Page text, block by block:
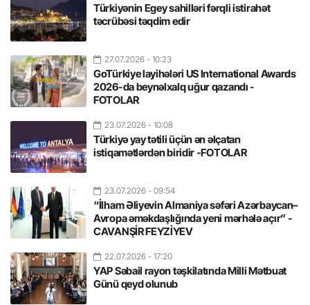
Türkiyənin Egey sahilləri fərqli istirahət
təcrübəsi təqdim edir
27.07.2026 - 10:23
GoTürkiye layihələri US International Awards
2026-da beynəlxalq uğur qazandı -
FOTOLAR
23.07.2026 - 10:08
Türkiyə yay tətili üçün ən əlçatan
istiqamətlərdən biridir -FOTOLAR
23.07.2026 - 09:54
“İlham Əliyevin Almaniya səfəri Azərbaycan–
Avropa əməkdaşlığında yeni mərhələ açır” -
CAVANŞİR FEYZİYEV
22.07.2026 - 17:20
YAP Səbail rayon təşkilatında Milli Mətbuat
Günü qeyd olunub